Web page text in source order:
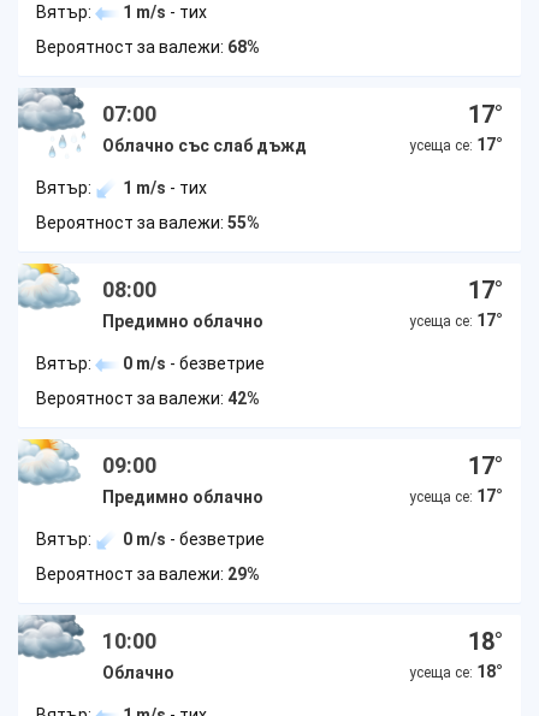
Вятър: 1 m/s - тих
Вероятност за валежи: 68%
07:00
Облачно със слаб дъжд
17°
усеща се: 17°
Вятър: 1 m/s - тих
Вероятност за валежи: 55%
08:00
Предимно облачно
17°
усеща се: 17°
Вятър: 0 m/s - безветрие
Вероятност за валежи: 42%
09:00
Предимно облачно
17°
усеща се: 17°
Вятър: 0 m/s - безветрие
Вероятност за валежи: 29%
10:00
Облачно
18°
усеща се: 18°